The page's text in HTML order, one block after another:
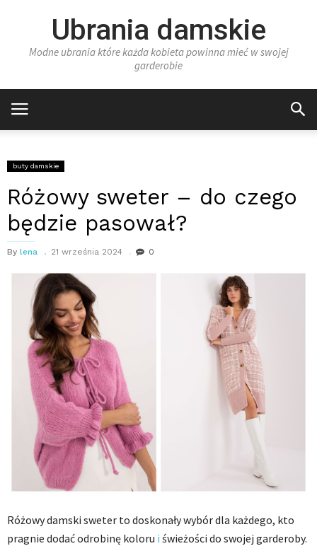
Ubrania damskie
Modne ubrania które każda kobieta powinna mieć w swojej
garderobie
buty damskie
Różowy sweter – do czego
będzie pasował?
By lena 21 września 2024 0
Różowy damski sweter to doskonały wybór dla każdego, kto
pragnie dodać odrobinę koloru i świeżości do swojej garderoby.